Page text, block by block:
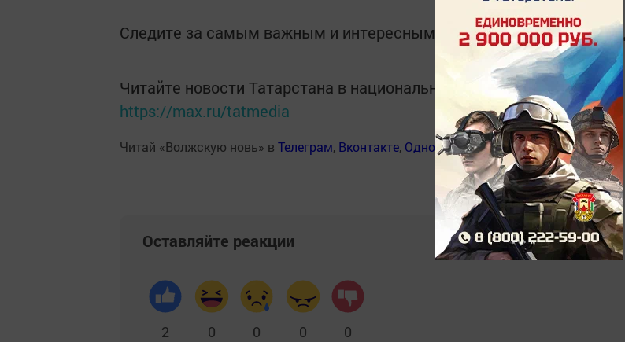
Следите за самым важным и интересным в Telegram-канале
Читайте новости Татарстана в национальном мессенджере MАХ:
https://max.ru/tatmedia
Читай «Волжскую новь» в Телеграм, Вконтакте, Одноклассники,Дзен
Оставляйте реакции
2 0 0 0 0